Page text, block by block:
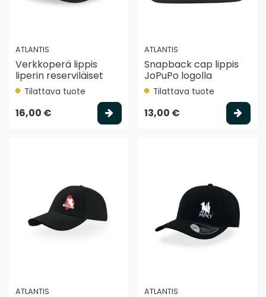
ATLANTIS
Verkkoperä lippis
liperin reserviläiset
Tilattava tuote
16,00 € Valitse vaihtoehto
ATLANTIS
Snapback cap lippis
JoPuPo logolla
Tilattava tuote
13,00 €
ATLANTIS ATLANTIS